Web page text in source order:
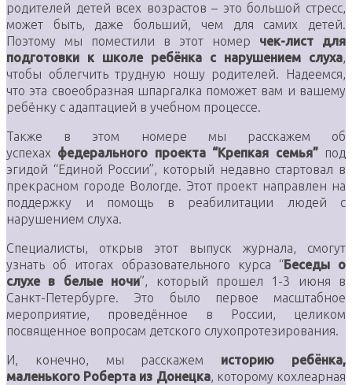
родителей детей всех возрастов – это большой стресс,
может быть, даже больший, чем для самих детей.
Поэтому мы поместили в этот номер чек-лист для
подготовки к школе ребёнка с нарушением слуха,
чтобы облегчить трудную ношу родителей. Надеемся,
что эта своеобразная шпаргалка поможет вам и вашему
ребёнку с адаптацией в учебном процессе.
Также в этом номере мы расскажем об
успехах федерального проекта “Крепкая семья”под
эгидой “Единой России”, который недавно стартовал в
прекрасном городе Вологде. Этот проект направлен на
поддержку и помощь в реабилитации людей с
нарушением слуха.
Специалисты, открыв этот выпуск журнала, смогут
узнать об итогах образовательного курса “Беседы о
слухе в белые ночи”, который прошел 1-3 июня в
Санкт-Петербурге. Это было первое масштабное
мероприятие, проведённое в России, целиком
посвященное вопросам детского слухопротезирования.
И, конечно, мы расскажем историю ребёнка,
маленького Роберта из Донецка, которому кохлеарная